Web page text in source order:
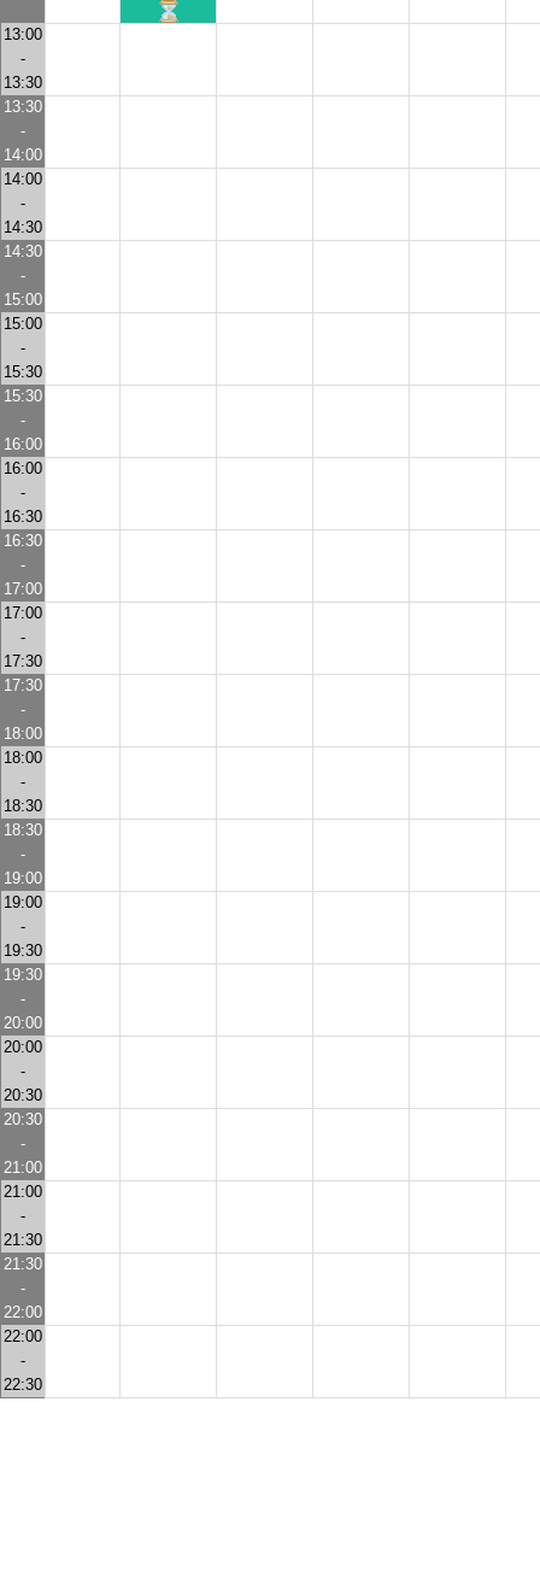
13:00
-
13:30
13:30
-
14:00
14:00
-
14:30
14:30
-
15:00
15:00
-
15:30
15:30
-
16:00
16:00
-
16:30
16:30
-
17:00
17:00
-
17:30
17:30
-
18:00
18:00
-
18:30
18:30
-
19:00
19:00
-
19:30
19:30
-
20:00
20:00
-
20:30
20:30
-
21:00
21:00
-
21:30
21:30
-
22:00
22:00
-
22:30